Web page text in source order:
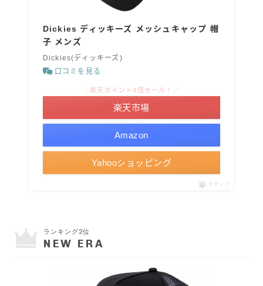
Dickies ディッキーズ メッシュキャップ 帽
子 メンズ
Dickies(ディッキーズ)
口コミを見る
Amazon
＼楽天ポイント4倍セール！／
楽天市場
Yahooショッピング
ポチップ
ランキング2位
NEW ERA